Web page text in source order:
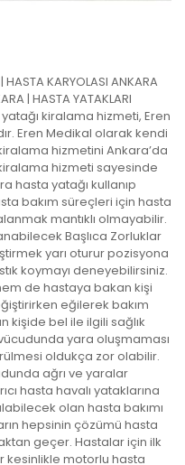
KARYOLASI ANKARA
| HASTA YATAKLARI
yatağı kiralama hizmeti, Eren
Eren Medikal olarak kendi
hizmetini Ankara’da
hizmeti sayesinde
hasta yatağı kullanıp
bakım süreçleri için hasta
mantıklı olmayabilir.
Başlıca Zorluklar
yarı oturur pozisyona
koymayı deneyebilirsiniz.
de hastaya bakan kişi
eğilerek bakım
kişide bel ile ilgili sağlık
yara oluşmaması
oldukça zor olabilir.
ağrı ve yaralar
hasta havalı yataklarına
olan hasta bakımı
hepsinin çözümü hasta
geçer. Hastalar için ilk
kesinlikle motorlu hasta